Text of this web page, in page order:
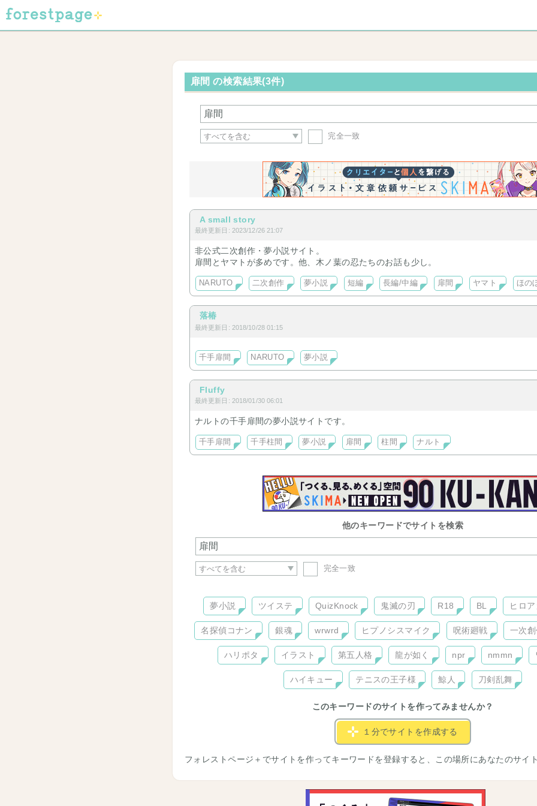
扉間 の検索結果(3件)
完全一致
A small story
最終更新日: 2023/12/26 21:07
非公式二次創作・夢小説サイト。
扉間とヤマトが多めです。他、木ノ葉の忍たちのお話も少し。
NARUTO 二次創作 夢小説 短編 長編/中編 扉間 ヤマト ほの
落椿
最終更新日: 2018/10/28 01:15
千手扉間 NARUTO 夢小説
Fluffy
最終更新日: 2018/01/30 06:01
ナルトの千手扉間の夢小説サイトです。
千手扉間 千手柱間 夢小説 扉間 柱間 ナルト
他のキーワードでサイトを検索
完全一致
夢小説 ツイステ QuizKnock 鬼滅の刃 R18 BL ヒロ
名探偵コナン 銀魂 wrwrd ヒプノシスマイク 呪術廻戦 一次
ハリポタ イラスト 第五人格 龍が如く npr nmmn
ハイキュー テニスの王子様 鯨人 刀剣乱舞
このキーワードのサイトを作ってみませんか？
１分でサイトを作成する
フォレストページ＋でサイトを作ってキーワードを登録すると、この場所にあなたのサイ